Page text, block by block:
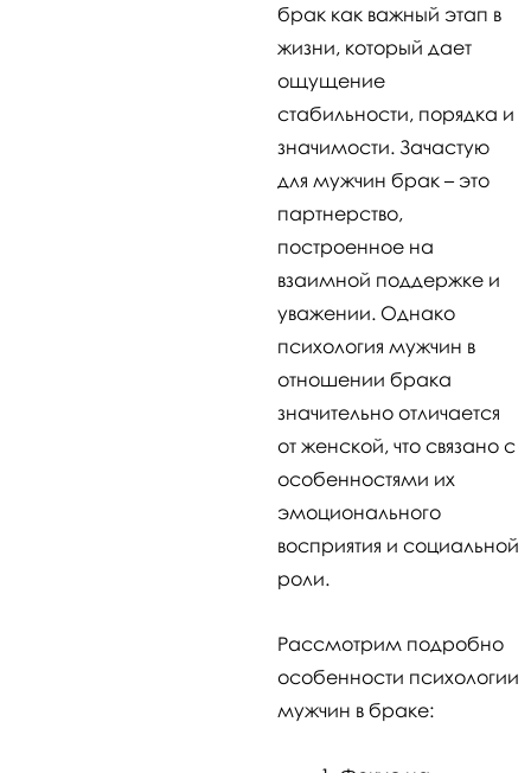
брак как важный этап в
жизни, который дает
ощущение
стабильности, порядка и
значимости. Зачастую
для мужчин брак – это
партнерство,
построенное на
взаимной поддержке и
уважении. Однако
психология мужчин в
отношении брака
значительно отличается
от женской, что связано с
особенностями их
эмоционального
восприятия и социальной
роли.
Рассмотрим подробно
особенности психологии
мужчин в браке: